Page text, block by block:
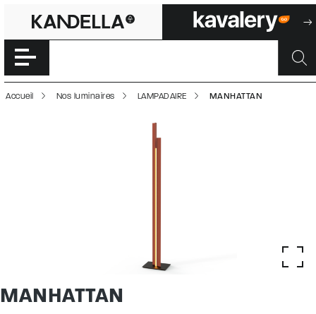
MANHATTAN |
Accéder directement au contenu de la page
Accueil Nos luminaires LAMPADAIRE MANHATTAN
MANHATTAN